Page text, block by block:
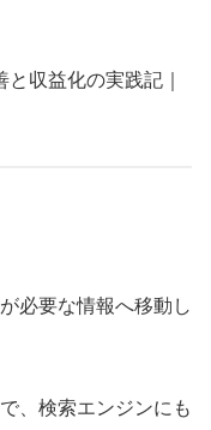
収益化の実践記｜
必要な情報へ移動し
、検索エンジンにも